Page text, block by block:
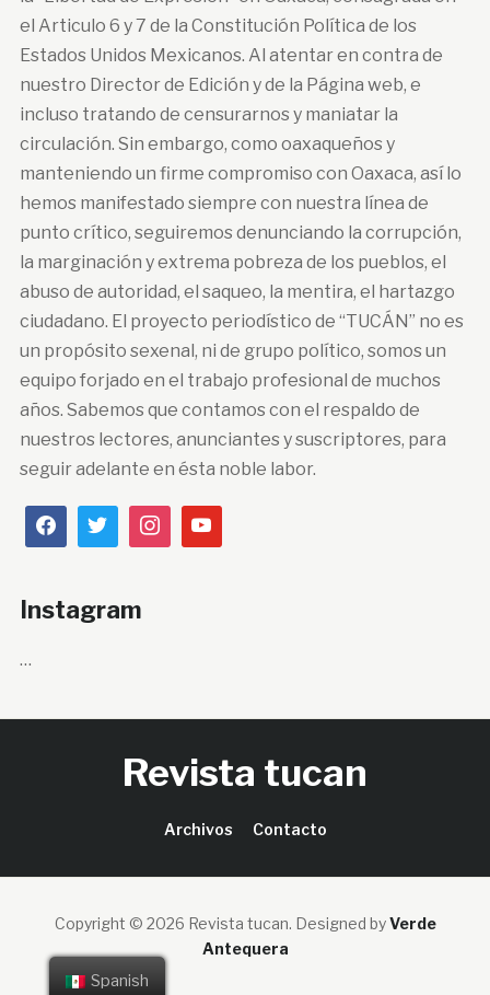
el Articulo 6 y 7 de la Constitución Política de los
Estados Unidos Mexicanos. Al atentar en contra de
nuestro Director de Edición y de la Página web, e
incluso tratando de censurarnos y maniatar la
circulación. Sin embargo, como oaxaqueños y
manteniendo un firme compromiso con Oaxaca, así lo
hemos manifestado siempre con nuestra línea de
punto crítico, seguiremos denunciando la corrupción,
la marginación y extrema pobreza de los pueblos, el
abuso de autoridad, el saqueo, la mentira, el hartazgo
ciudadano. El proyecto periodístico de “TUCÁN” no es
un propósito sexenal, ni de grupo político, somos un
equipo forjado en el trabajo profesional de muchos
años. Sabemos que contamos con el respaldo de
nuestros lectores, anunciantes y suscriptores, para
seguir adelante en ésta noble labor.
Instagram
…
Revista tucan
Archivos Contacto
Copyright © 2026 Revista tucan. Designed byVerde
Antequera
Spanish